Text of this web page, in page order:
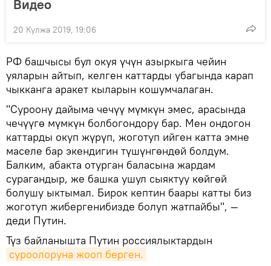
Видео
20 Кулжа 2019, 19:06
РФ башчысы бул окуя үчүн азыркыга чейин
уяларын айтып, келген каттарды убагында карап
чыкканга аракет кыларын кошумчалаган.
"Суроону дайыма чечүү мүмкүн эмес, арасында
чечүүгө мүмкүн болбогондору бар. Мен ондогон
каттарды окуп жүрүп, жоготуп ийген катта эмне
маселе бар экендигин түшүнгөндөй болдум.
Балким, абакта отурган баласына жардам
сурагандыр, же башка ушул сыяктуу көйгөй
болушу ыктымал. Бирок кептин баары катты биз
жоготуп жибергенибизде болуп жатпайбы", —
деди Путин.
Түз байланышта Путин россиялыктардын
суроолоруна жооп берген.